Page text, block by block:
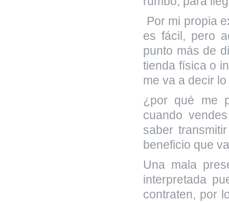
Por mi propia
es fácil, pero
punto más de
tienda física o
me va a decir
¿por qué me
cuando
saber
beneficio que
Una mala
interpretada
contraten, por